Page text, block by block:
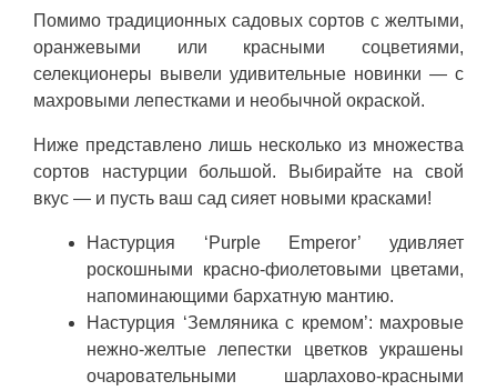
Помимо традиционных садовых сортов с желтыми,
оранжевыми или красными соцветиями,
селекционеры вывели удивительные новинки — с
махровыми лепестками и необычной окраской.
Ниже представлено лишь несколько из множества
сортов настурции большой. Выбирайте на свой
вкус — и пусть ваш сад сияет новыми красками!
Настурция ‘Purple Emperor’ удивляет
роскошными красно-фиолетовыми цветами,
напоминающими бархатную мантию.
Настурция ‘Земляника с кремом’: махровые
нежно-желтые лепестки цветков украшены
очаровательными шарлахово-красными